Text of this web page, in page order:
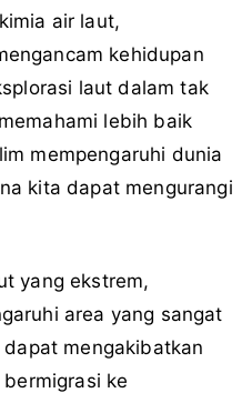
air laut,
kehidupan
laut dalam tak
lebih baik
mempengaruhi dunia
kita dapat mengurangi
yang ekstrem,
area yang sangat
mengakibatkan
ke